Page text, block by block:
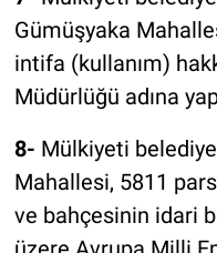
Gümüşyaka
intifa (kullanım)
Müdürlüğü adına
8- Mülkiyeti
Mahallesi, 5811
ve bahçesinin idari